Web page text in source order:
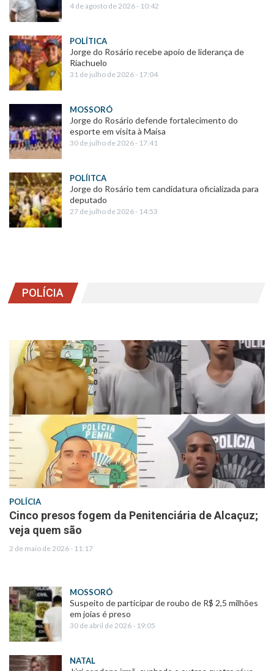
4 de agosto de 2026 - 10:42
POLÍTICA
Jorge do Rosário recebe apoio de liderança de
Riachuelo
31 de julho de 2026 - 17:04
MOSSORÓ
Jorge do Rosário defende fortalecimento do
esporte em visita à Maísa
30 de julho de 2026 - 17:41
POLÍITCA
Jorge do Rosário tem candidatura oficializada para
deputado
27 de julho de 2026 - 14:53
POLÍCIA
POLÍCIA
Cinco presos fogem da Penitenciária de Alcaçuz;
veja quem são
2 de maio de 2026 - 11:17
MOSSORÓ
Suspeito de participar de roubo de R$ 2,5 milhões
em joias é preso
30 de abril de 2026 - 19:05
NATAL